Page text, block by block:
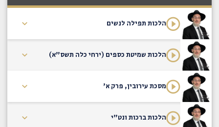
הלכות תפילה לנשים
הלכות שמיטת כספים (ירחי כלה תשס"א)
מסכת עירובין, פרק א'
הלכות ברכות ונט"י